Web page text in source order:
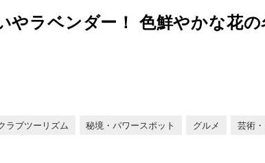
やラベンダー！ 色鮮やかな花の
ラブツーリズム 秘境・パワースポット グルメ 芸術